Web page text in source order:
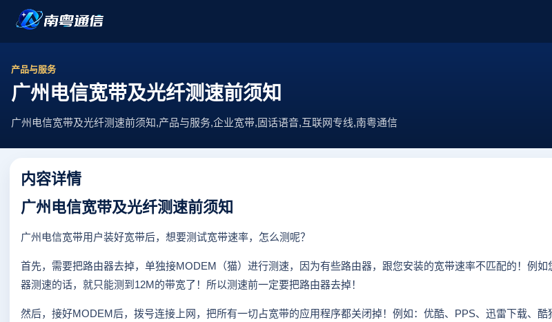
产品与服务
广州电信宽带及光纤测速前须知
广州电信宽带及光纤测速前须知,产品与服务,企业宽带,固话语音,互联网专线,南粤通信
内容详情
广州电信宽带及光纤测速前须知
广州电信宽带用户装好宽带后，想要测试宽带速率，怎么测呢？
首先，需要把路由器去掉，单独接MODEM（猫）进行测速，因为有些路由器，跟您安装的宽带速率不匹配的！例
器测速的话，就只能测到12M的带宽了！所以测速前一定要把路由器去掉！
然后，接好MODEM后，拨号连接上网，把所有一切占宽带的应用程序都关闭掉！例如：优酷、PPS、迅雷下载、酷